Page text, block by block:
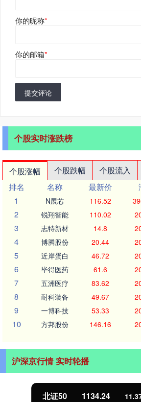
你的昵称*
你的邮箱*
提交评论
个股实时涨跌榜
个股涨幅 个股跌幅 个股流入
排名
名称 最新价
1
N展芯 116.52
2 锐翔智能 110.02
3 志特新材 14.8
4 博腾股份 20.44
5 近岸蛋白 46.72
6 毕得医药 61.6
7 五洲医疗 83.62
8 耐科装备 49.67
9 一博科技 53.33
10 方邦股份 146.16
沪深京行情 实时轮播
北证50 1134.24